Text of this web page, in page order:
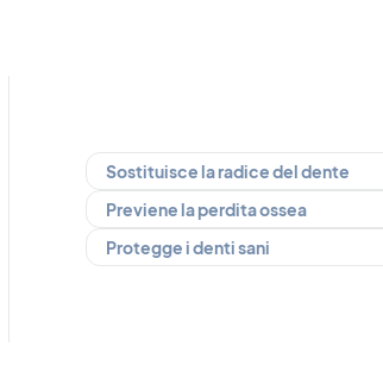
Sostituisce la radice del dente
Previene la perdita ossea
Protegge i denti sani